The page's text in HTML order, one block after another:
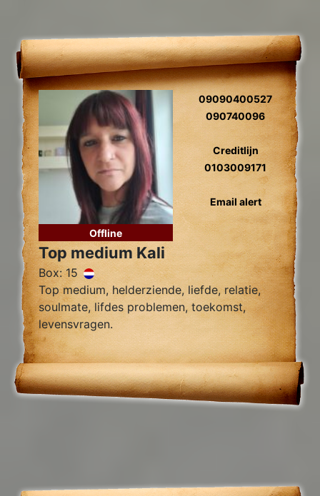
Offline
09090400527
090740096
Creditlijn
0103009171
Email alert
Top medium Kali
Box: 15
Top medium, helderziende, liefde, relatie,
soulmate, lifdes problemen, toekomst,
levensvragen.